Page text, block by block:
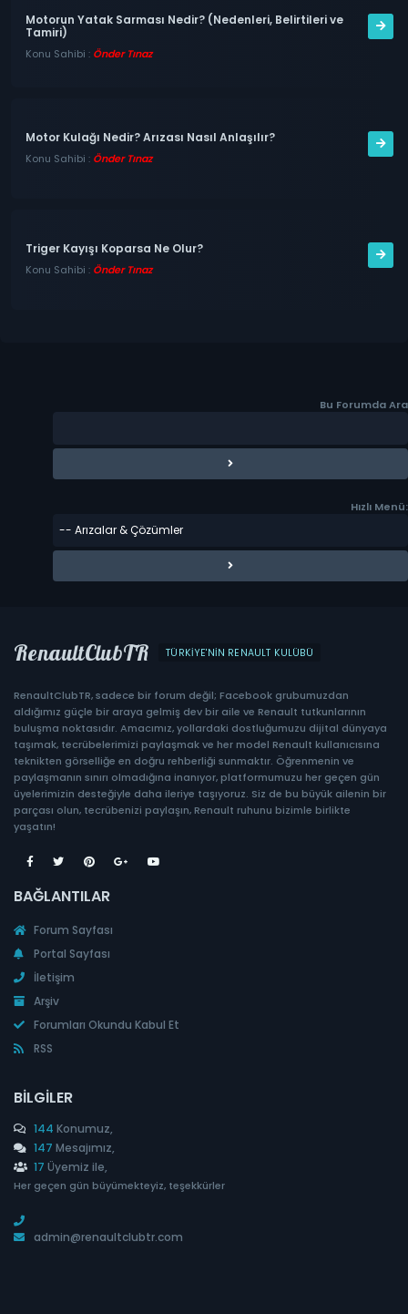
Motorun Yatak Sarması Nedir? (Nedenleri, Belirtileri ve
Tamiri)
Konu Sahibi : Önder Tınaz
Motor Kulağı Nedir? Arızası Nasıl Anlaşılır?
Konu Sahibi : Önder Tınaz
Triger Kayışı Koparsa Ne Olur?
Konu Sahibi : Önder Tınaz
Bu Forumda Ara
Hızlı Menü:
RenaultClubTR TÜRKIYE'NIN RENAULT KULÜBÜ
RenaultClubTR, sadece bir forum değil; Facebook grubumuzdan
aldığımız güçle bir araya gelmiş dev bir aile ve Renault tutkunlarının
buluşma noktasıdır. Amacımız, yollardaki dostluğumuzu dijital dünyaya
taşımak, tecrübelerimizi paylaşmak ve her model Renault kullanıcısına
teknikten görselliğe en doğru rehberliği sunmaktır. Öğrenmenin ve
paylaşmanın sınırı olmadığına inanıyor, platformumuzu her geçen gün
üyelerimizin desteğiyle daha ileriye taşıyoruz. Siz de bu büyük ailenin bir
parçası olun, tecrübenizi paylaşın, Renault ruhunu bizimle birlikte
yaşatın!
BAĞLANTILAR
Forum Sayfası
Portal Sayfası
İletişim
Arşiv
Forumları Okundu Kabul Et
RSS
BILGILER
144 Konumuz,
147 Mesajımız,
17 Üyemiz ile,
Her geçen gün büyümekteyiz, teşekkürler
admin@renaultclubtr.com